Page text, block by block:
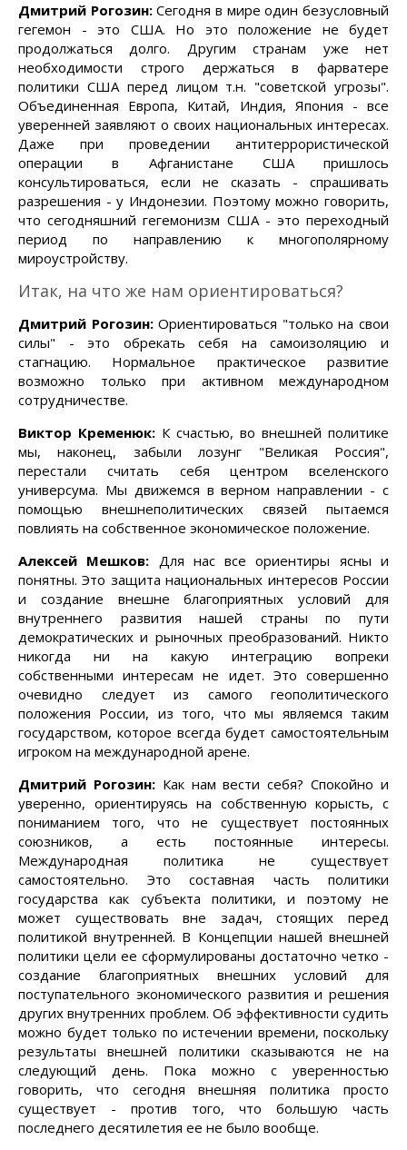
Дмитрий Рогозин:Сегодня в мире один безусловный
гегемон - это США. Но это положение не будет
продолжаться долго. Другим странам уже нет
необходимости строго держаться в фарватере
политики США перед лицом т.н. "советской угрозы".
Объединенная Европа, Китай, Индия, Япония - все
уверенней заявляют о своих национальных интересах.
Даже при проведении антитеррористической
операции в Афганистане США пришлось
консультироваться, если не сказать - спрашивать
разрешения - у Индонезии. Поэтому можно говорить,
что сегодняшний гегемонизм США - это переходный
период по направлению к многополярному
мироустройству.
Итак, на что же нам ориентироваться?
Дмитрий Рогозин:Ориентироваться "только на свои
силы" - это обрекать себя на самоизоляцию и
стагнацию. Нормальное практическое развитие
возможно только при активном международном
сотрудничестве.
Виктор Кременюк: К счастью, во внешней политике
мы, наконец, забыли лозунг "Великая Россия",
перестали считать себя центром вселенского
универсума. Мы движемся в верном направлении - с
помощью внешнеполитических связей пытаемся
повлиять на собственное экономическое положение.
Алексей Мешков: Для нас все ориентиры ясны и
понятны. Это защита национальных интересов России
и создание внешне благоприятных условий для
внутреннего развития нашей страны по пути
демократических и рыночных преобразований. Никто
никогда ни на какую интеграцию вопреки
собственными интересам не идет. Это совершенно
очевидно следует из самого геополитического
положения России, из того, что мы являемся таким
государством, которое всегда будет самостоятельным
игроком на международной арене.
Дмитрий Рогозин:Как нам вести себя? Спокойно и
уверенно, ориентируясь на собственную корысть, с
пониманием того, что не существует постоянных
союзников, а есть постоянные интересы.
Международная политика не существует
самостоятельно. Это составная часть политики
государства как субъекта политики, и поэтому не
может существовать вне задач, стоящих перед
политикой внутренней. В Концепции нашей внешней
политики цели ее сформулированы достаточно четко -
создание благоприятных внешних условий для
поступательного экономического развития и решения
других внутренних проблем. Об эффективности судить
можно будет только по истечении времени, поскольку
результаты внешней политики сказываются не на
следующий день. Пока можно с уверенностью
говорить, что сегодня внешняя политика просто
существует - против того, что большую часть
последнего десятилетия ее не было вообще.